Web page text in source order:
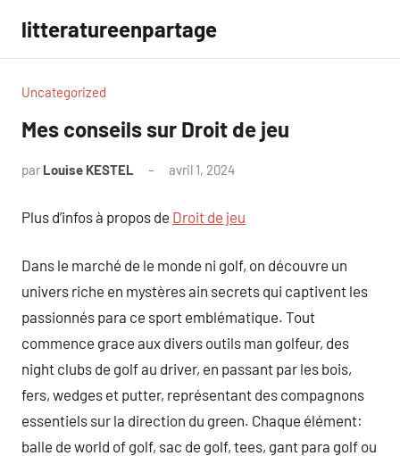
contenu
litteratureenpartage
Uncategorized
Mes conseils sur Droit de jeu
par Louise KESTEL avril 1, 2024
Plus d’infos à propos de Droit de jeu
Dans le marché de le monde ni golf, on découvre un
univers riche en mystères ain secrets qui captivent les
passionnés para ce sport emblématique. Tout
commence grace aux divers outils man golfeur, des
night clubs de golf au driver, en passant par les bois,
fers, wedges et putter, représentant des compagnons
essentiels sur la direction du green. Chaque élément:
balle de world of golf, sac de golf, tees, gant para golf ou